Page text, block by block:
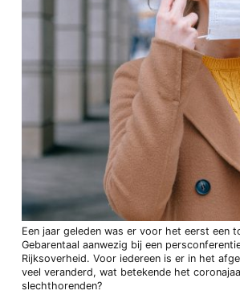
Een jaar geleden was er voor het eerst een
Gebarentaal aanwezig bij een
Rijksoverheid. Voor iedereen is er in het
veel veranderd, wat betekende het
slechthorenden?